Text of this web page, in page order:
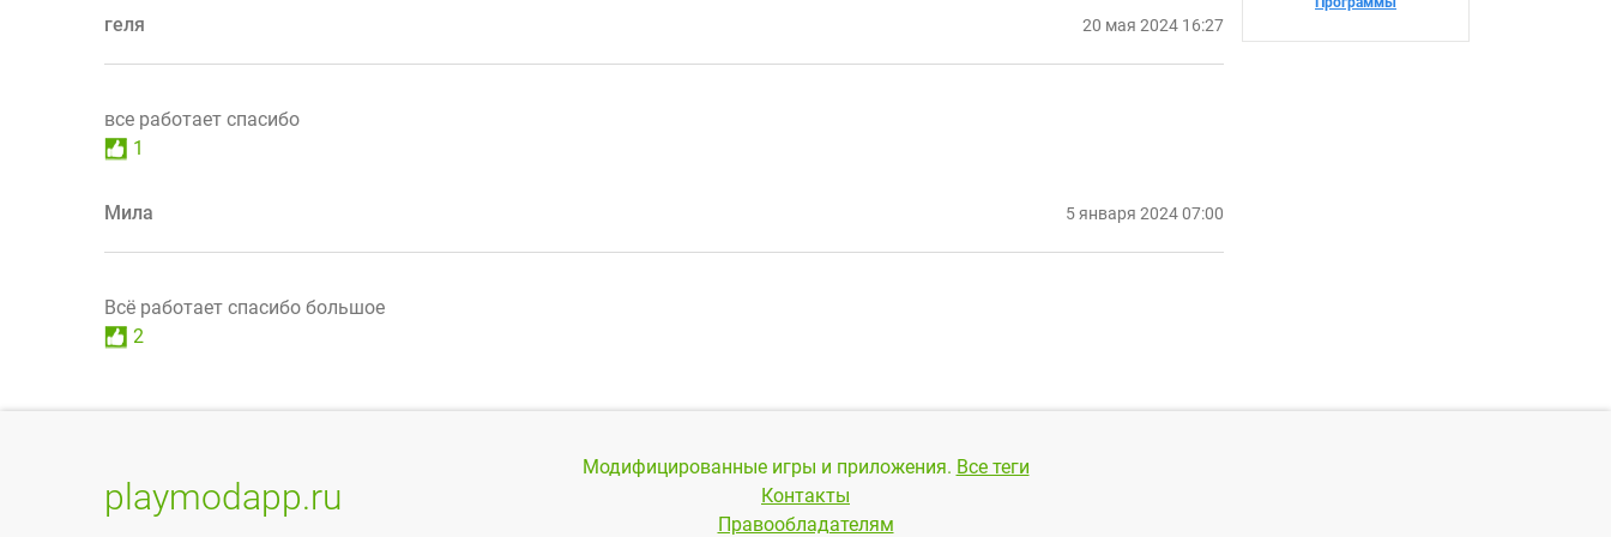
геля 20 мая 2024 16:27
все работает спасибо
1
Мила 5 января 2024 07:00
Всё работает спасибо большое
2
playmodapp.ru
Модифицированные игры и приложения. Все теги
Контакты
Правообладателям